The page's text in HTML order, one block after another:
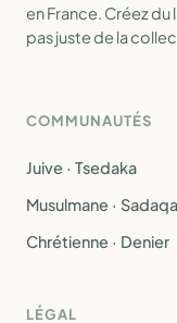
en France. Créez du
pas juste de la
COMMUNAUTÉS
Juive · Tsedaka
Musulmane · Sadaqa
Chrétienne · Denier
LÉGAL